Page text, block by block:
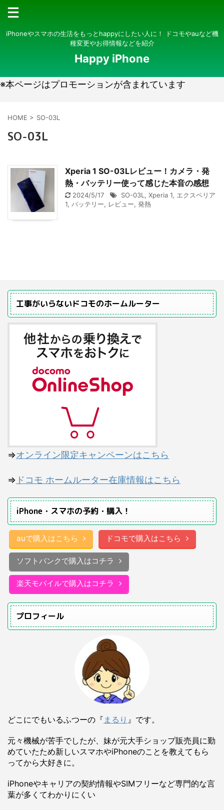
iPhoneやスマホの生活をもっとhappyにしたい人に！ ドコモやauなど機
種変更やお得情報などを紹介
Happy iPhone
※本ページはプロモーションが含まれています
HOME > SO-03L
SO-03L
Xperia 1 SO-03Lレビュー！カメラ・発
熱・バッテリー使って感じた本音の感想
2024/5/17 SO-03L , Xperia 1, エクスペリア
1, バッテリー, レビュー, 発熱
工事がいらないドコモのホームルーター
⇒オンライン限定キャンペーンはこちら
⇒ ドコモ ホームルーター在庫情報はこちら
iPhone・スマホの予約・購入！
auで購入はこちら ドコモで購入はこちら
ソフトバンクで購入はコチラ
楽天モバイルで購入はコチラ
プロフィール
どこにでもいるふつーの『 まるり 』です。
元々機械が苦手でしたが、妹が元大手ショップ販売員に勤
めていたため新しいスマホやiPhoneのことを教えてもら
ってから大好きに。
iPhoneやキャリアの契約情報やSIMフリーなど専門的な言
葉が多くてわかりにくい